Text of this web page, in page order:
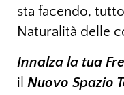
sta facendo,
Naturalità delle
Innalza la tua
il Nuovo Spazio